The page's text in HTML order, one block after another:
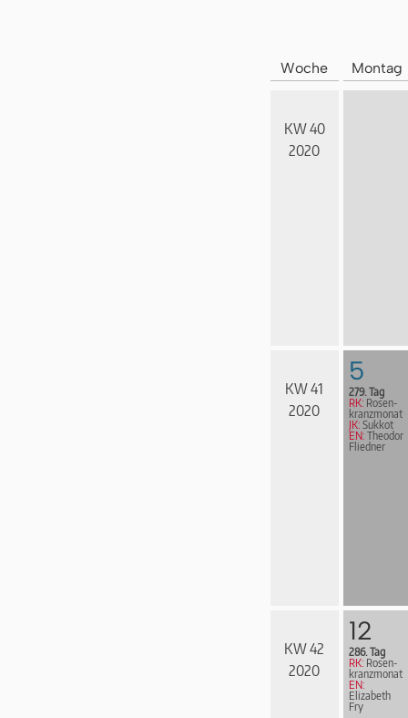
Woche Montag
KW 40
2020
KW 41
2020
5
279. Tag
RK: Rosen­
kranz­mo­nat
JK: Sukkot
EN: Theodor
Fliedner
KW 42
2020
12
286. Tag
RK: Rosen­
kranz­mo­nat
EN:
Elizabeth
Fry